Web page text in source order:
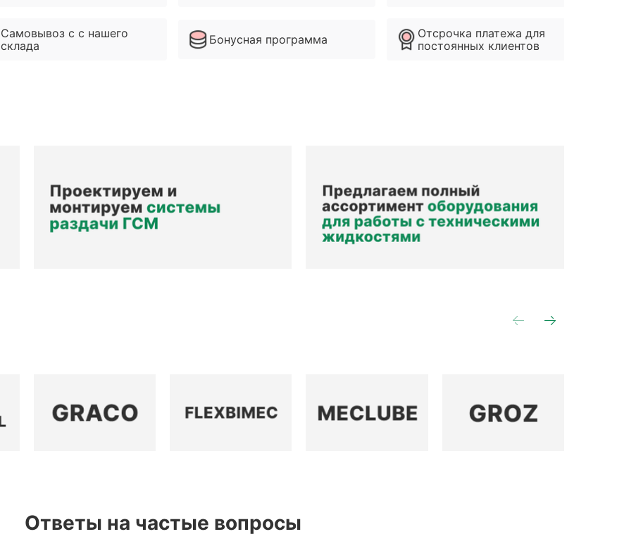
Самовывоз с с нашего
склада
Бонусная программа
Отсрочка платежа для
постоянных клиентов
Ответы на частые вопросы